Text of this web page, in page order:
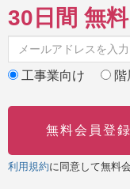
30日間 無
工事業向け
無料会員登
利用規約に同意して無料